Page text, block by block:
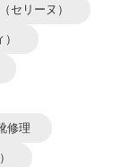
セリーヌ）
修理